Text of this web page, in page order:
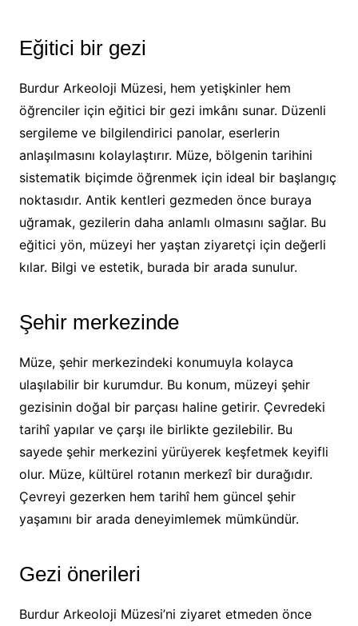
Eğitici bir gezi
Burdur Arkeoloji Müzesi, hem yetişkinler hem
öğrenciler için eğitici bir gezi imkânı sunar. Düzenli
sergileme ve bilgilendirici panolar, eserlerin
anlaşılmasını kolaylaştırır. Müze, bölgenin tarihini
sistematik biçimde öğrenmek için ideal bir başlangıç
noktasıdır. Antik kentleri gezmeden önce buraya
uğramak, gezilerin daha anlamlı olmasını sağlar. Bu
eğitici yön, müzeyi her yaştan ziyaretçi için değerli
kılar. Bilgi ve estetik, burada bir arada sunulur.
Şehir merkezinde
Müze, şehir merkezindeki konumuyla kolayca
ulaşılabilir bir kurumdur. Bu konum, müzeyi şehir
gezisinin doğal bir parçası haline getirir. Çevredeki
tarihî yapılar ve çarşı ile birlikte gezilebilir. Bu
sayede şehir merkezini yürüyerek keşfetmek keyifli
olur. Müze, kültürel rotanın merkezî bir durağıdır.
Çevreyi gezerken hem tarihî hem güncel şehir
yaşamını bir arada deneyimlemek mümkündür.
Gezi önerileri
Burdur Arkeoloji Müzesi’ni ziyaret etmeden önce